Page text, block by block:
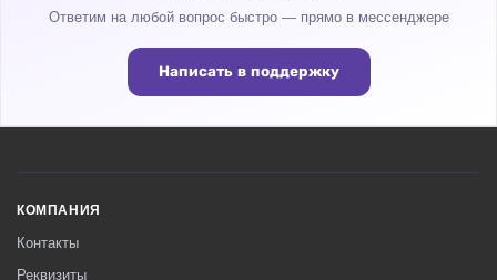
Ответим на любой вопрос быстро — прямо в мессенджере
Написать в поддержку
КОМПАНИЯ
Контакты
Реквизиты